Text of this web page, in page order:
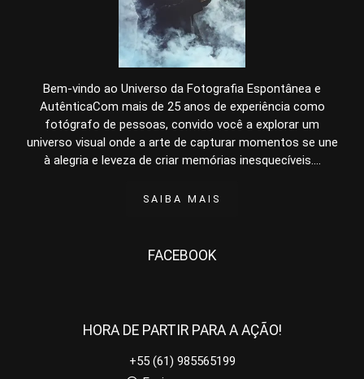
Bem-vindo ao Universo da Fotografia Espontânea e
AutênticaCom mais de 25 anos de experiência como
fotógrafo de pessoas, convido você a explorar um
universo visual onde a arte de capturar momentos se une
à alegria e leveza de criar memórias inesquecíveis....
SAIBA MAIS
FACEBOOK
HORA DE PARTIR PARA A AÇÃO!
+55 (61) 985565199